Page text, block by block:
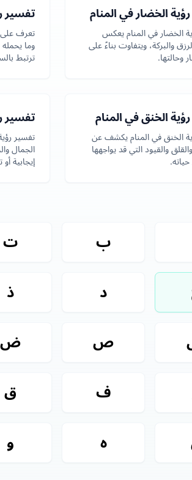
الخضار في المنام
الخضار في المنام يعكس
والبركة، ويتفاوت بناءً على
وحالتها.
تفسير
تعرف على
وما
ترتبط
الخنق في المنام
الخنق في المنام يكشف عن
والقيود التي قد يواجهها
تفسير
تفسير
الجمال
إيجابية
ب ت
د ذ
ص ض
ف ق
ه و